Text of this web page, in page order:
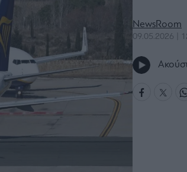
NewsRoom
09.05.2026 |